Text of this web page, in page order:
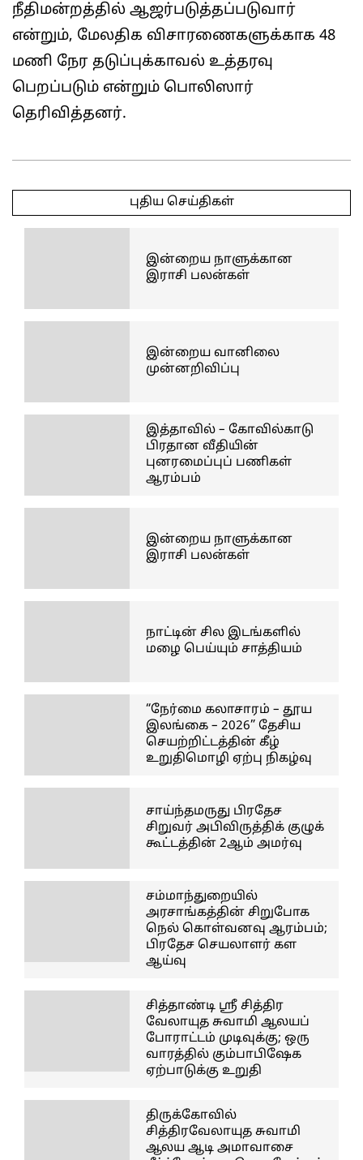
நீதிமன்றத்தில் ஆஜர்படுத்தப்படுவார்
என்றும், மேலதிக விசாரணைகளுக்காக 48
மணி நேர தடுப்புக்காவல் உத்தரவு
பெறப்படும் என்றும் பொலிஸார்
தெரிவித்தனர்.
05-
புதிய செய்திகள்
இன்றைய நாளுக்கான
இராசி பலன்கள்
இன்றைய வானிலை
முன்னறிவிப்பு
இத்தாவில் – கோவில்காடு
பிரதான வீதியின்
புனரமைப்புப் பணிகள்
ஆரம்பம்
இன்றைய நாளுக்கான
இராசி பலன்கள்
நாட்டின் சில இடங்களில்
மழை பெய்யும் சாத்தியம்
“நேர்மை கலாசாரம் – தூய
இலங்கை – 2026” தேசிய
செயற்றிட்டத்தின் கீழ்
உறுதிமொழி ஏற்பு நிகழ்வு
சாய்ந்தமருது பிரதேச
சிறுவர் அபிவிருத்திக் குழுக்
கூட்டத்தின் 2ஆம் அமர்வு
சம்மாந்துறையில்
அரசாங்கத்தின் சிறுபோக
நெல் கொள்வனவு ஆரம்பம்;
பிரதேச செயலாளர் கள
ஆய்வு
சித்தாண்டி ஸ்ரீ சித்திர
வேலாயுத சுவாமி ஆலயப்
போராட்டம் முடிவுக்கு; ஒரு
வாரத்தில் கும்பாபிஷேக
ஏற்பாடுக்கு உறுதி
திருக்கோவில்
சித்திரவேலாயுத சுவாமி
ஆலய ஆடி அமாவாசை